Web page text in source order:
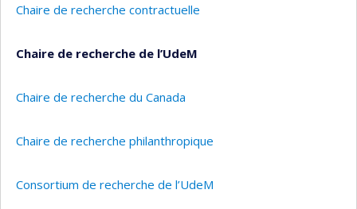
Chaire de recherche contractuelle
Chaire de recherche de l’UdeM
Chaire de recherche du Canada
Chaire de recherche philanthropique
Consortium de recherche de l’UdeM